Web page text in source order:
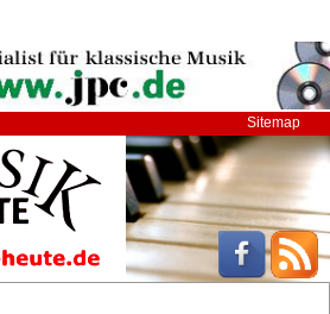
Sitemap